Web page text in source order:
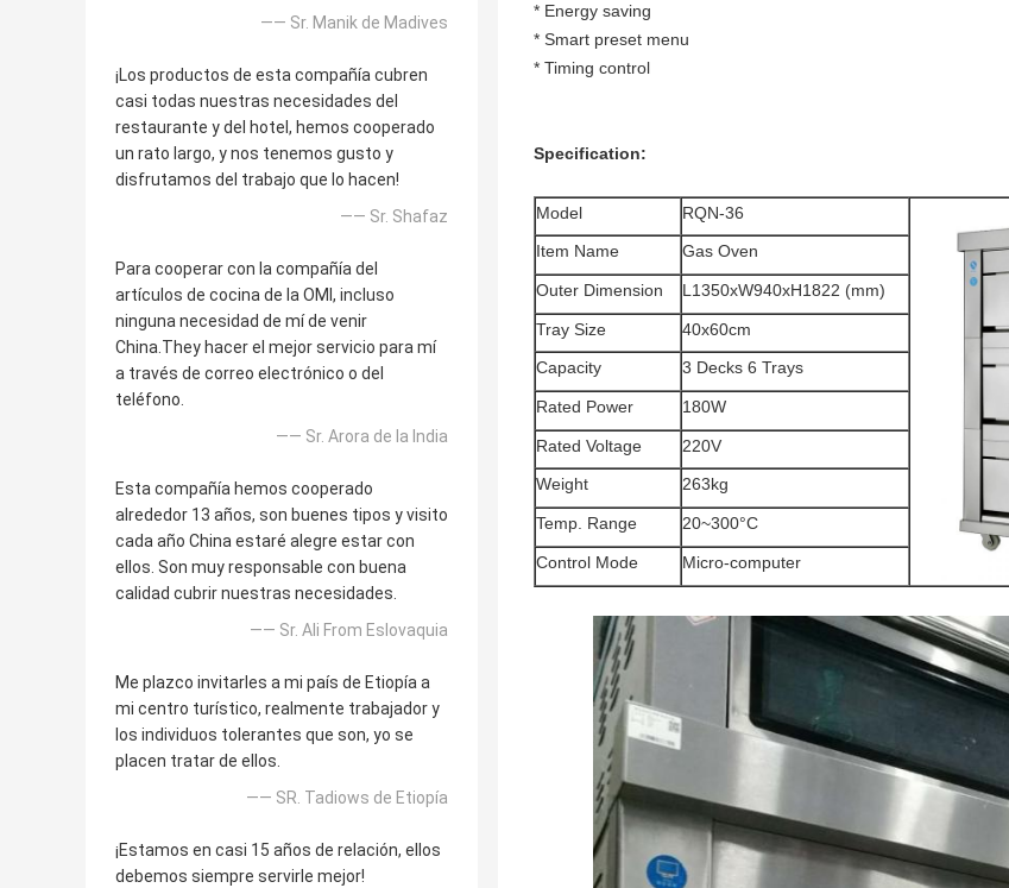
—— Sr. Manik de Madives
¡Los productos de esta compañía cubren
casi todas nuestras necesidades del
restaurante y del hotel, hemos cooperado
un rato largo, y nos tenemos gusto y
disfrutamos del trabajo que lo hacen!
—— Sr. Shafaz
Para cooperar con la compañía del
artículos de cocina de la OMI, incluso
ninguna necesidad de mí de venir
China.They hacer el mejor servicio para mí
a través de correo electrónico o del
teléfono.
—— Sr. Arora de la India
Esta compañía hemos cooperado
alrededor 13 años, son buenes tipos y visito
cada año China estaré alegre estar con
ellos. Son muy responsable con buena
calidad cubrir nuestras necesidades.
—— Sr. Ali From Eslovaquia
Me plazco invitarles a mi país de Etiopía a
mi centro turístico, realmente trabajador y
los individuos tolerantes que son, yo se
placen tratar de ellos.
—— SR. Tadiows de Etiopía
¡Estamos en casi 15 años de relación, ellos
debemos siempre servirle mejor!
* Energy saving
* Smart preset menu
* Timing control
Specification:
Model
RQN-36
Item Name
Gas Oven
Outer Dimension L1350xW940xH1822 (mm)
Tray Size
40x60cm
Capacity
3 Decks 6 Trays
Rated Power 180W
Rated Voltage
220V
Weight
263kg
Temp. Range 20~300°C
Control Mode Micro-computer